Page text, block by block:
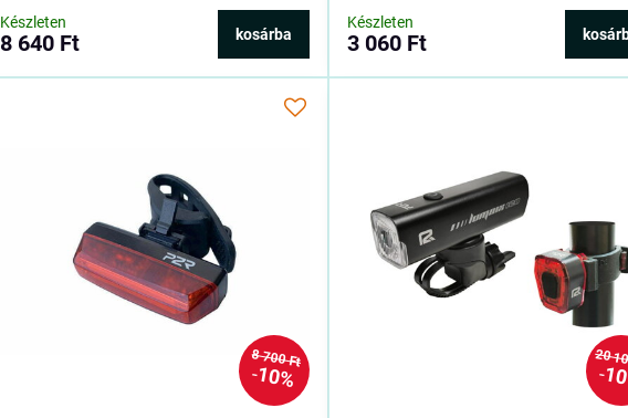
Készleten
8 640 Ft kosárba
Készleten
3 060 Ft
8 700 Ft
10%
20